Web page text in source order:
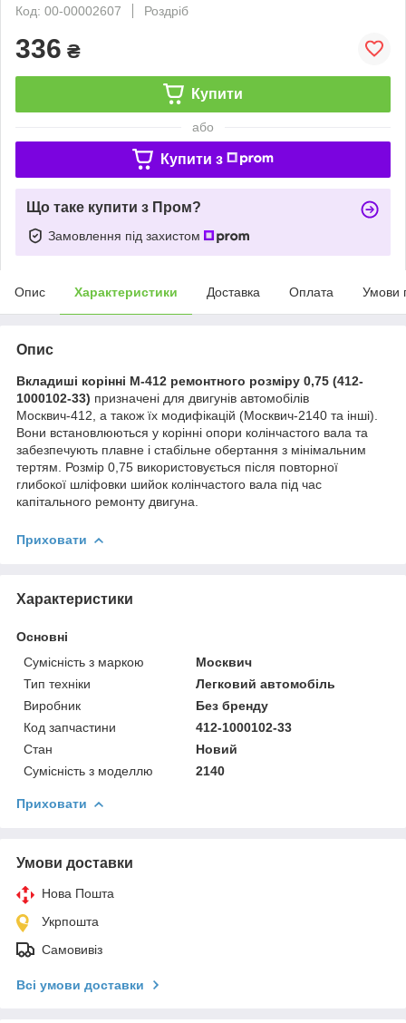
Код: 00-00002607
Роздріб
336 ₴
Купити
або
Купити з
Що таке купити з Пром?
Замовлення під захистом
Опис Характеристики Доставка Оплата Умови
Опис
Вкладиші корінні М-412 ремонтного розміру 0,75 (412-
1000102-33) призначені для двигунів автомобілів
Москвич-412, а також їх модифікацій (Москвич-2140 та інші).
Вони встановлюються у корінні опори колінчастого вала та
забезпечують плавне і стабільне обертання з мінімальним
тертям. Розмір 0,75 використовується після повторної
глибокої шліфовки шийок колінчастого вала під час
капітального ремонту двигуна.
Приховати
Характеристики
Основні
Сумісність з маркою
Москвич
Тип техніки
Легковий автомобіль
Виробник
Без бренду
Код запчастини
412-1000102-33
Стан
Новий
Сумісність з моделлю
2140
Приховати
Умови доставки
Нова Пошта
Укрпошта
Самовивіз
Всі умови доставки